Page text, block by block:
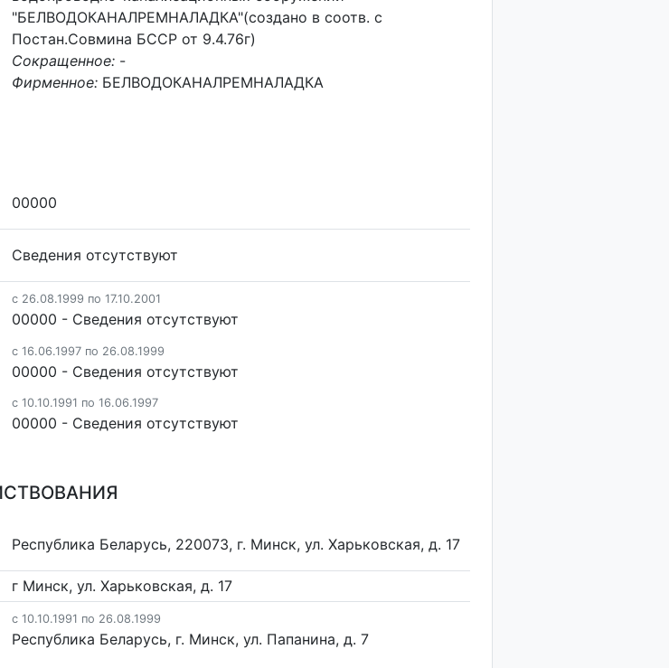
"БЕЛВОДОКАНАЛРЕМНАЛАДКА"(создано в соотв. с
Постан.Совмина БССР от 9.4.76г)
Сокращенное: -
Фирменное: БЕЛВОДОКАНАЛРЕМНАЛАДКА
00000
Cведения отсутствуют
c 26.08.1999 по 17.10.2001
00000 - Cведения отсутствуют
c 16.06.1997 по 26.08.1999
00000 - Cведения отсутствуют
c 10.10.1991 по 16.06.1997
00000 - Cведения отсутствуют
Республика Беларусь, 220073, г. Минск, ул. Харьковская, д. 17
г Минск, ул. Харьковская, д. 17
c 10.10.1991 по 26.08.1999
Республика Беларусь, г. Минск, ул. Папанина, д. 7